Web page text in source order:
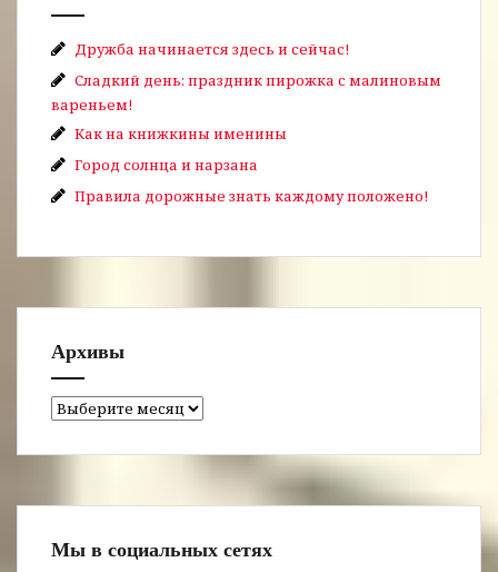
Дружба начинается здесь и сейчас!
Сладкий день: праздник пирожка с малиновым
вареньем!
Как на книжкины именины
Город солнца и нарзана
Правила дорожные знать каждому положено!
Архивы
Архивы
Мы в социальных сетях